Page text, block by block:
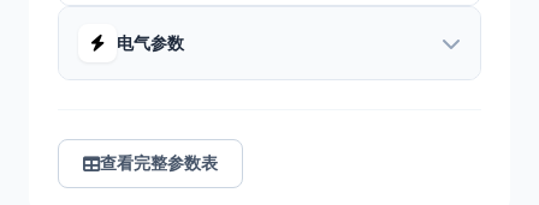
电气参数
查看完整参数表